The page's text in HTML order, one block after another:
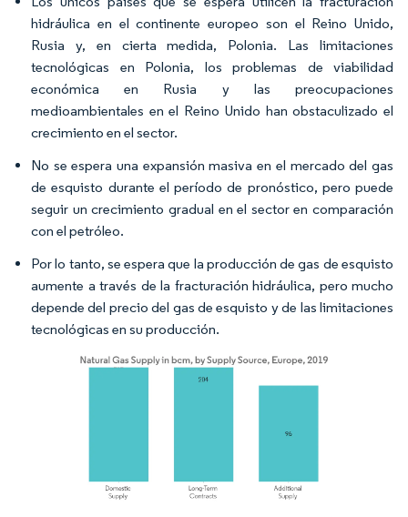
hidráulica en el continente europeo son el Reino Unido,
Rusia y, en cierta medida, Polonia. Las limitaciones
tecnológicas en Polonia, los problemas de viabilidad
económica en Rusia y las preocupaciones
medioambientales en el Reino Unido han obstaculizado el
crecimiento en el sector.
No se espera una expansión masiva en el mercado del gas
de esquisto durante el período de pronóstico, pero puede
seguir un crecimiento gradual en el sector en comparación
con el petróleo.
Por lo tanto, se espera que la producción de gas de esquisto
aumente a través de la fracturación hidráulica, pero mucho
depende del precio del gas de esquisto y de las limitaciones
tecnológicas en su producción.